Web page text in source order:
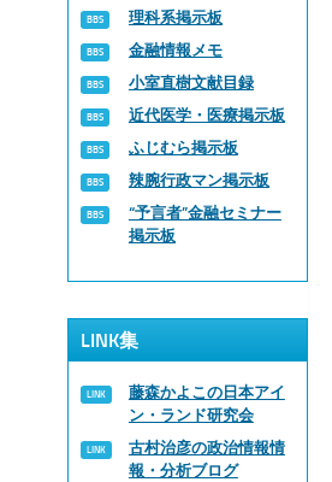
理科系掲示板
金融情報メモ
小室直樹文献目録
近代医学・医療掲示板
ふじむら掲示板
辣腕行政マン掲示板
“予言者”金融セミナー
掲示板
LINK集
藤森かよこの日本アイ
ン・ランド研究会
古村治彦の政治情報情
報・分析ブログ